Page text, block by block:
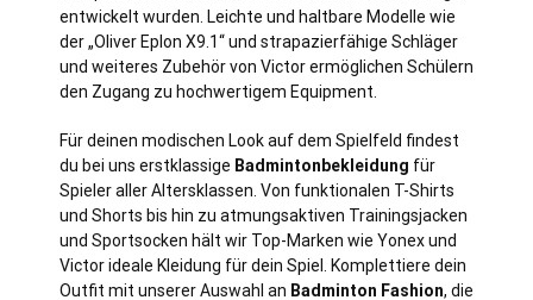
entwickelt wurden. Leichte und haltbare Modelle wie
der „Oliver Eplon X9.1“ und strapazierfähige Schläger
und weiteres Zubehör von Victor ermöglichen Schülern
den Zugang zu hochwertigem Equipment.
Für deinen modischen Look auf dem Spielfeld findest
du bei uns erstklassige Badmintonbekleidung für
Spieler aller Altersklassen. Von funktionalen T-Shirts
und Shorts bis hin zu atmungsaktiven Trainingsjacken
und Sportsocken hält wir Top-Marken wie Yonex und
Victor ideale Kleidung für dein Spiel. Komplettiere dein
Outfit mit unserer Auswahl an Badminton Fashion, die